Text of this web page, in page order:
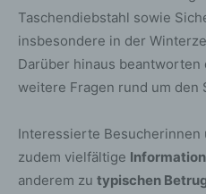
Taschendiebstahl sowie
insbesondere in der
Darüber hinaus beantworten
weitere Fragen rund um den
Interessierte Besucherinnen
zudem vielfältige
anderem zu typischen